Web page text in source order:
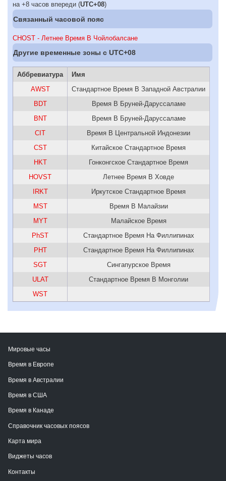
на +8 часов впереди (UTC+08)
Связанный часовой пояс
CHOST - Летнее Время В Чойлобалсане
Другие временные зоны c UTC+08
Аббревиатура
Имя
AWST
Стандартное Время В Западной Австралии
BDT
Время В Бруней-Даруссаламе
BNT
Время В Бруней-Даруссаламе
CIT
Время В Центральной Индонезии
CST
Китайское Стандартное Время
HKT
Гонконгское Стандартное Время
HOVST
Летнее Время В Ховде
IRKT
Иркутское Стандартное Время
MST
Время В Малайзии
MYT
Малайское Время
PhST
Стандартное Время На Филлипинах
PHT
Стандартное Время На Филлипинах
SGT
Сингапурское Время
ULAT
Стандартное Время В Монголии
WST
Мировые часы
Время в Европе
Время в Австралии
Время в США
Время в Канаде
Справочник часовых поясов
Карта мира
Виджеты часов
Контакты